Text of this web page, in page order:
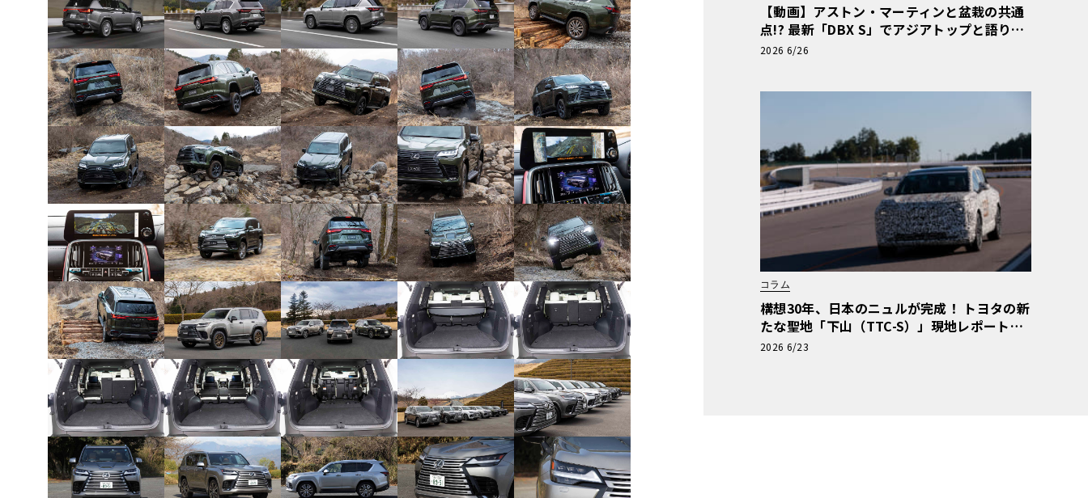
【動画】アストン・マーティンと盆栽の共通
点!? 最新「DBX S」でアジアトップと語り合
う東京ドライブ【渡辺慎太郎のツベコベイワ
2026 6/26
コラム
構想30年、日本のニュルが完成！ トヨタの新
たな聖地「下山（TTC-S）」現地レポート＆
新型レクサスTZ
2026 6/23